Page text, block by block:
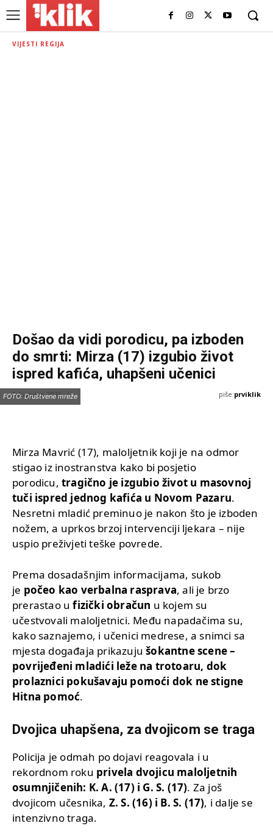
VIJESTI REGIJA
Došao da vidi porodicu, pa izboden
do smrti: Mirza (17) izgubio život
ispred kafića, uhapšeni učenici
1 Augusta, 2025 piše:prviklik
FOTO: Društvene mreže
Mirza Mavrić (17), maloljetnik koji je na odmor
stigao iz inostranstva kako bi posjetio
porodicu, tragično je izgubio život u masovnoj
tuči ispred jednog kafića u Novom Pazaru.
Nesretni mladić preminuo je nakon što je izboden
nožem, a uprkos brzoj intervenciji ljekara – nije
uspio preživjeti teške povrede.
Prema dosadašnjim informacijama, sukob
je počeo kao verbalna rasprava, ali je brzo
prerastao ufizički obračun u kojem su
učestvovali maloljetnici. Među napadačima su,
kako saznajemo, i učenici medrese, a snimci sa
mjesta događaja prikazujušokantne scene –
povrijeđeni mladići leže na trotoaru, dok
prolaznici pokušavaju pomoći dok ne stigne
Hitna pomoć.
Dvojica uhapšena, za dvojicom se traga
Policija je odmah po dojavi reagovala i u
rekordnom roku privela dvojicu maloljetnih
osumnjičenih: K. A. (17) i G. S. (17). Za još
dvojicom učesnika, Z. S. (16) i B. S. (17), i dalje se
intenzivno traga.